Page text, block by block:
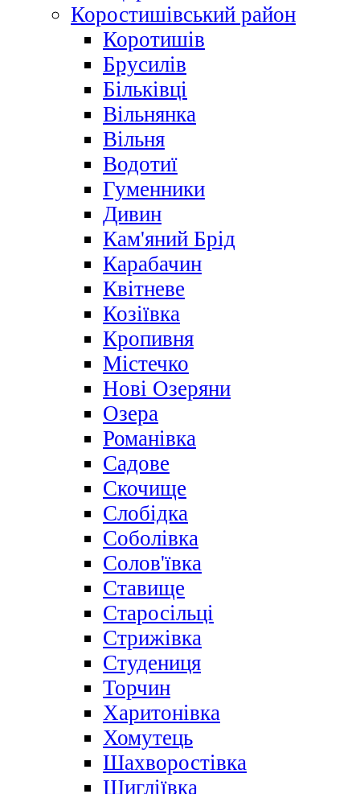
Коростишівський район
Коротишів
Брусилів
Більківці
Вільнянка
Вільня
Водотиї
Гуменники
Дивин
Кам'яний Брід
Карабачин
Квітневе
Козіївка
Кропивня
Містечко
Нові Озеряни
Озера
Романівка
Садове
Скочище
Слобідка
Соболівка
Солов'ївка
Ставище
Старосільці
Стрижівка
Студениця
Торчин
Харитонівка
Хомутець
Шахворостівка
Щигліївка